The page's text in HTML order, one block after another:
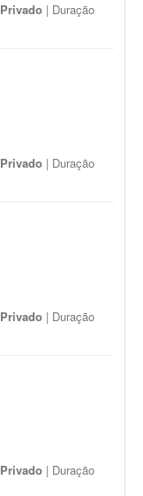
Privado | Duração
Privado | Duração
Privado | Duração
Privado | Duração